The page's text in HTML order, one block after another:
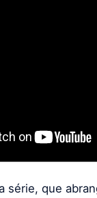
série, que